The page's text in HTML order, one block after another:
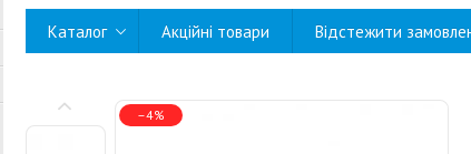
Каталог Акційні товари Відстежити
–4%